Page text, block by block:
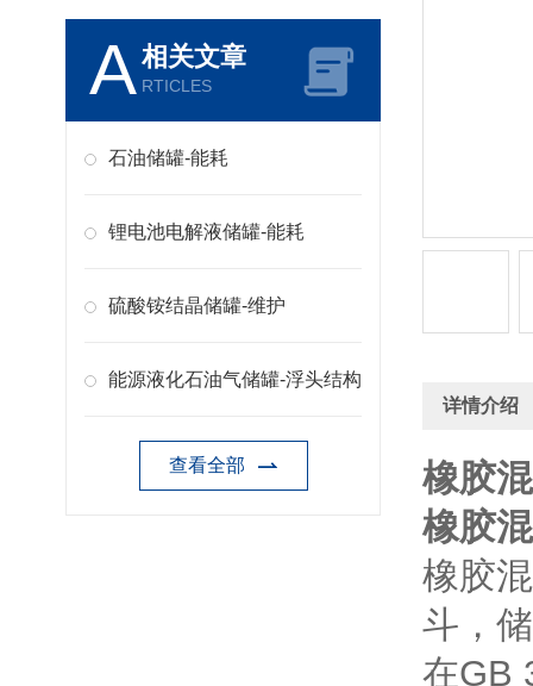
A相关文章
RTICLES
石油储罐-能耗
锂电池电解液储罐-能耗
硫酸铵结晶储罐-维护
能源液化石油气储罐-浮头结构
查看全部
详情介绍
橡胶
橡胶
橡胶
斗，
在GB